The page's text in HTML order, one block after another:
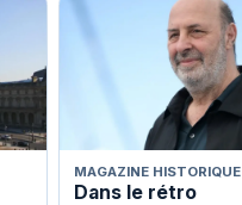
MAGAZINE HISTORIQUE
Dans le rétro